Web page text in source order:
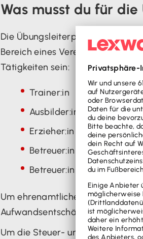
Was musst du für
Die Übungsleiterpauschale wird
Bereich eines Vereins oder
Tätigkeiten sein:
Trainer:in
Ausbilder:in
Erzieher:in
Betreuer:in in Amateur-
Betreuer:in in
Um ehrenamtliches
Aufwandsentschädigungenbis
Um die Steuer- und